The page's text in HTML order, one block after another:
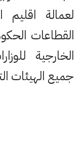
لعمالة
القطاعات
الخارجية
جميع الهيئات